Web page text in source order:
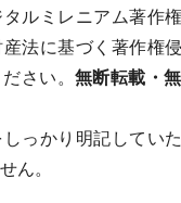
ルミレニアム著作
法に基づく著作権
さい。 無断転載・
っかり明記してい
ん。